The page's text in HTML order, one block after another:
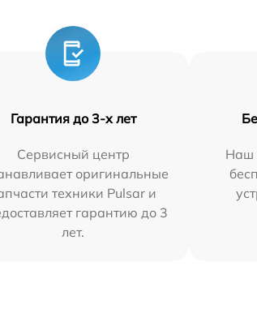
Гарантия до 3-х лет
Сервисный центр
оригинальные
техники Pulsar и
гарантию до 3
лет.
Наш